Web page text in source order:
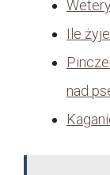
Ile
nad